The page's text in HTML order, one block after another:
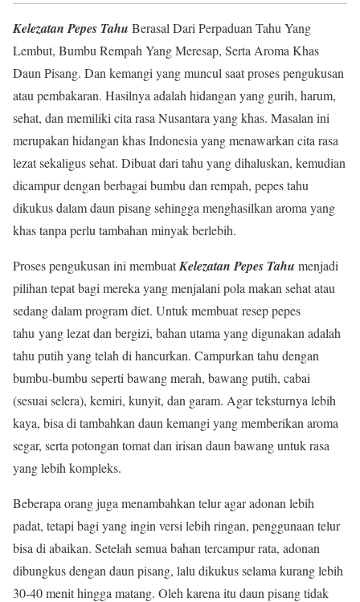
Kelezatan Pepes Tahu Berasal Dari Perpaduan Tahu Yang
Lembut, Bumbu Rempah Yang Meresap, Serta Aroma Khas
Daun Pisang. Dan kemangi yang muncul saat proses pengukusan
atau pembakaran. Hasilnya adalah hidangan yang gurih, harum,
sehat, dan memiliki cita rasa Nusantara yang khas. Masalan ini
merupakan hidangan khas Indonesia yang menawarkan cita rasa
lezat sekaligus sehat. Dibuat dari tahu yang dihaluskan, kemudian
dicampur dengan berbagai bumbu dan rempah, pepes tahu
dikukus dalam daun pisang sehingga menghasilkan aroma yang
khas tanpa perlu tambahan minyak berlebih.
Proses pengukusan ini membuatKelezatan Pepes Tahu menjadi
pilihan tepat bagi mereka yang menjalani pola makan sehat atau
sedang dalam program diet. Untuk membuat resep pepes
tahu yang lezat dan bergizi, bahan utama yang digunakan adalah
tahu putih yang telah di hancurkan. Campurkan tahu dengan
bumbu-bumbu seperti bawang merah, bawang putih, cabai
(sesuai selera), kemiri, kunyit, dan garam. Agar teksturnya lebih
kaya, bisa di tambahkan daun kemangi yang memberikan aroma
segar, serta potongan tomat dan irisan daun bawang untuk rasa
yang lebih kompleks.
Beberapa orang juga menambahkan telur agar adonan lebih
padat, tetapi bagi yang ingin versi lebih ringan, penggunaan telur
bisa di abaikan. Setelah semua bahan tercampur rata, adonan
dibungkus dengan daun pisang, lalu dikukus selama kurang lebih
30-40 menit hingga matang. Oleh karena itu daun pisang tidak